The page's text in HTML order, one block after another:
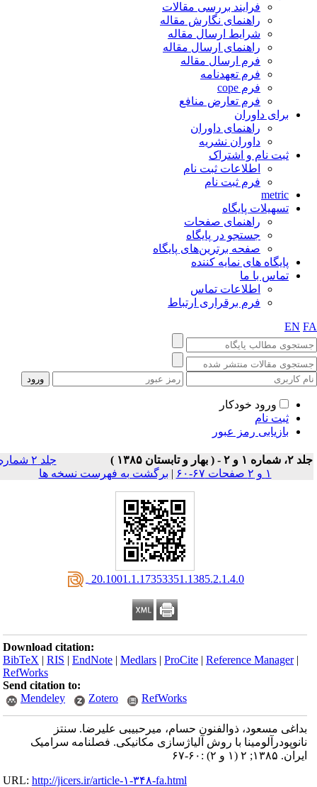
فرایند بررسی مقالات
راهنمای نگارش مقاله
شرایط ارسال مقاله
راهنمای ارسال مقاله
فرم ارسال مقاله
فرم تعهدنامه
فرم cope
فرم تعارض منافع
برای داوران
راهنمای داوران
داوران نشریه
ثبت نام و اشتراک
اطلاعات ثبت نام
فرم ثبت نام
metric
تسهیلات پایگاه
راهنمای صفحات
جستجو در پایگاه
صفحه برترین‌های پایگاه
پایگاه های نمایه کننده
تماس با ما
اطلاعات تماس
فرم برقراری ارتباط
EN
ورود خودکار
ثبت نام
بازیابی رمز عبور
۱ و ۲ - ( بهار و تابستان ۱۳۸۵ )
جلد ۲ شماره
| برگشت به فهرست نسخه ها
‎ 20.1001.1.17353351.1385.2.1.4.0
Download citation:
BibTeX |RIS |EndNote |Medlars |ProCite |Reference Manager
RefWorks
Send citation to:
Mendeley
Zotero RefWorks
بداغی مسعود، ذوالفنون حسام، میرحبیبی علیرضا. سنتز
نانوپودرآلومینا با روش آلیاژ‌سازی مکانیکی. فصلنامه سرامیک
ایران. ۱۳۸۵; ۲ (۱ و ۲) :۶۰-۶۷
URL:http://jicers.ir/article-۱-۳۴۸-fa.html